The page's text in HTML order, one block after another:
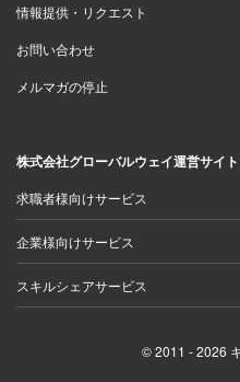
情報提供・リクエスト
お問い合わせ
メルマガの停止
株式会社グローバルウェイ運営サイト
求職者様向けサービス
企業様向けサービス
スキルシェアサービス
© 2011 - 2026